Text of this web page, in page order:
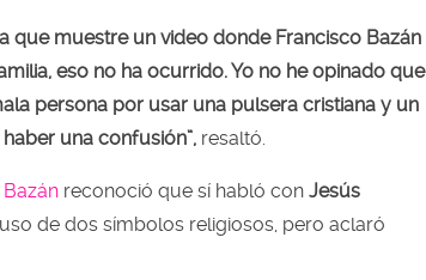
que muestre un video donde Francisco Bazán
eso no ha ocurrido. Yo no he opinado que
persona por usar una pulsera cristiana y un
una confusión”, resaltó.
reconoció que sí habló con Jesús
de dos símbolos religiosos, pero aclaró